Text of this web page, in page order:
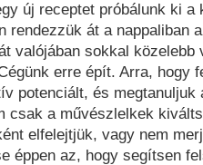
új receptet próbálunk ki a
rendezzük át a nappaliban
valójában sokkal közelebb
erre épít. Arra, hogy
potenciált, és
csak a művészlelkek
elfelejtjük, vagy nem
éppen az, hogy segítsen